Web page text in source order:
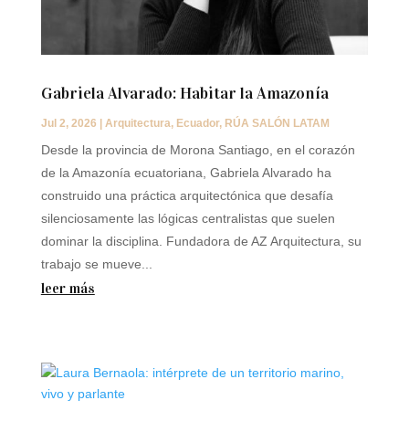
Gabriela Alvarado: Habitar la Amazonía
Jul 2, 2026 Arquitectura, Ecuador, RÚA SALÓN LATAM
Desde la provincia de Morona Santiago, en el corazón
de la Amazonía ecuatoriana, Gabriela Alvarado ha
construido una práctica arquitectónica que desafía
silenciosamente las lógicas centralistas que suelen
dominar la disciplina. Fundadora de AZ Arquitectura, su
trabajo se mueve...
leer más